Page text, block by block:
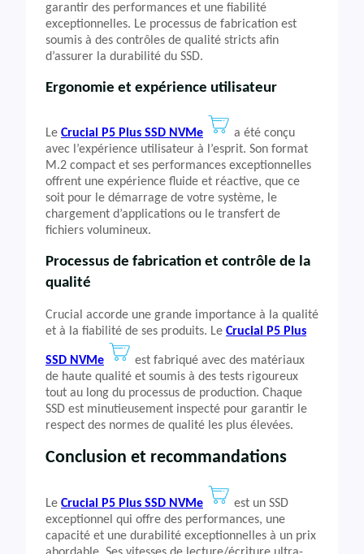
garantir des performances et une fiabilité
exceptionnelles. Le processus de fabrication est
soumis à des contrôles de qualité stricts afin
d’assurer la durabilité du SSD.
Ergonomie et expérience utilisateur
Le Crucial P5 Plus SSD NVMe
a été conçu
avec l’expérience utilisateur à l’esprit. Son format
M.2 compact et ses performances exceptionnelles
offrent une expérience fluide et réactive, que ce
soit pour le démarrage de votre système, le
chargement d’applications ou le transfert de
fichiers volumineux.
Processus de fabrication et contrôle de la
qualité
Crucial accorde une grande importance à la qualité
et à la fiabilité de ses produits. Le Crucial P5 Plus
SSD NVMe
est fabriqué avec des matériaux
de haute qualité et soumis à des tests rigoureux
tout au long du processus de production. Chaque
SSD est minutieusement inspecté pour garantir le
respect des normes de qualité les plus élevées.
Conclusion et recommandations
Le Crucial P5 Plus SSD NVMe
est un SSD
exceptionnel qui offre des performances, une
capacité et une durabilité exceptionnelles à un prix